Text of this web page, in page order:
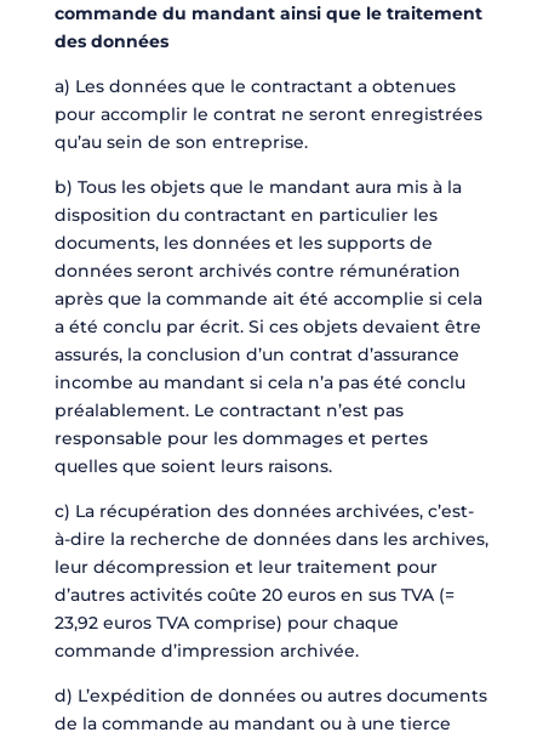
commande du mandant ainsi que le traitement
des données
a) Les données que le contractant a obtenues
pour accomplir le contrat ne seront enregistrées
qu’au sein de son entreprise.
b) Tous les objets que le mandant aura mis à la
disposition du contractant en particulier les
documents, les données et les supports de
données seront archivés contre rémunération
après que la commande ait été accomplie si cela
a été conclu par écrit. Si ces objets devaient être
assurés, la conclusion d’un contrat d’assurance
incombe au mandant si cela n’a pas été conclu
préalablement. Le contractant n’est pas
responsable pour les dommages et pertes
quelles que soient leurs raisons.
c) La récupération des données archivées, c’est-
à-dire la recherche de données dans les archives,
leur décompression et leur traitement pour
d’autres activités coûte 20 euros en sus TVA (=
23,92 euros TVA comprise) pour chaque
commande d’impression archivée.
d) L’expédition de données ou autres documents
de la commande au mandant ou à une tierce